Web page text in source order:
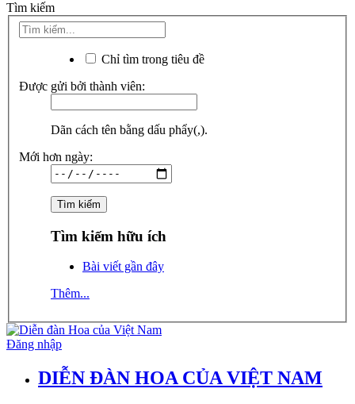
Tìm kiếm
Chỉ tìm trong tiêu đề
Được gửi bởi thành viên:
Dãn cách tên bằng dấu phẩy(,).
Mới hơn ngày:
Tìm kiếm hữu ích
Bài viết gần đây
Thêm...
Đăng nhập
DIỄN ĐÀN HOA CỦA VIỆT NAM